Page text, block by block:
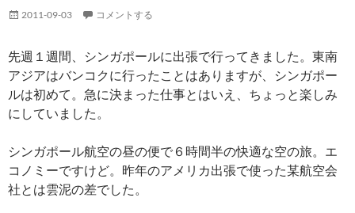
2011-09-03 コメントする
先週１週間、シンガポールに出張で行ってきました。東南
アジアはバンコクに行ったことはありますが、シンガポー
ルは初めて。急に決まった仕事とはいえ、ちょっと楽しみ
にしていました。
シンガポール航空の昼の便で６時間半の快適な空の旅。エ
コノミーですけど。昨年のアメリカ出張で使った某航空会
社とは雲泥の差でした。